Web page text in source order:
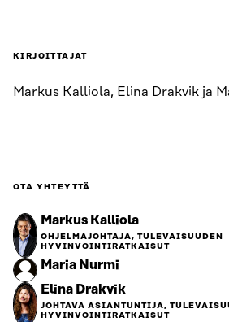
KIRJOITTAJAT
Markus Kalliola, Elina Drakvik ja
OTA YHTEYTTÄ
Markus Kalliola
OHJELMAJOHTAJA, TULEVAISUUDEN
HYVINVOINTIRATKAISUT
Maria Nurmi
Elina Drakvik
JOHTAVA ASIANTUNTIJA,
HYVINVOINTIRATKAISUT